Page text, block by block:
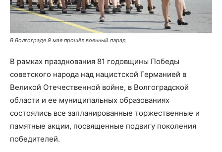
В Волгограде 9 мая прошёл военный парад
В рамках празднования 81 годовщины Победы
советского народа над нацистской Германией в
Великой Отечественной войне, в Волгоградской
области и ее муниципальных образованиях
состоялись все запланированные торжественные и
памятные акции, посвященные подвигу поколения
победителей.